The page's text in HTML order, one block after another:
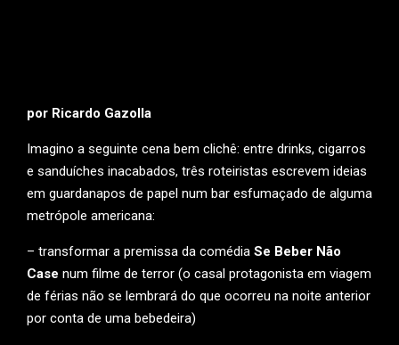
por Ricardo Gazolla
Imagino a seguinte cena bem clichê: entre drinks, cigarros
e sanduíches inacabados, três roteiristas escrevem ideias
em guardanapos de papel num bar esfumaçado de alguma
metrópole americana:
– transformar a premissa da comédia Se Beber Não
Case num filme de terror (o casal protagonista em viagem
de férias não se lembrará do que ocorreu na noite anterior
por conta de uma bebedeira)